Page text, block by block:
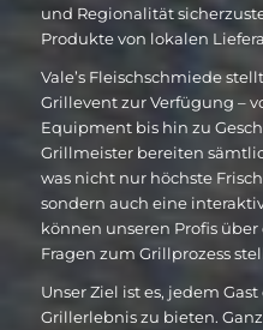
und Regionalität
Produkte von lokalen
Vale’s Fleischschmiede
Grillevent zur Verfügung –
Equipment bis hin zu
Grillmeister bereiten
was nicht nur höchste
sondern auch eine
können unseren Profis
Fragen zum Grillprozess
Unser Ziel ist es, jedem
Grillerlebnis zu bieten.